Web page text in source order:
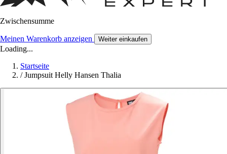
Zwischensumme
Meinen Warenkorb anzeigen Weiter einkaufen
Loading...
Startseite
/ Jumpsuit Helly Hansen Thalia